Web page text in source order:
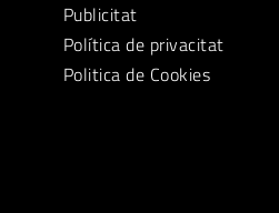
Publicitat
Política de privacitat
Politica de Cookies